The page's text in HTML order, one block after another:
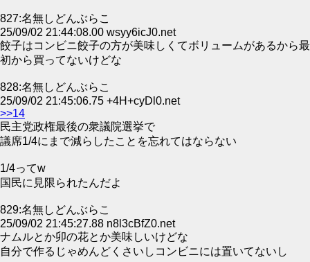
827:名無しどんぶらこ
25/09/02 21:44:08.00 wsyy6icJ0.net
餃子はコンビニ餃子の方が美味しくてボリュームがあるから最
初から買ってないけどな
828:名無しどんぶらこ
25/09/02 21:45:06.75 +4H+cyDl0.net
>>14
民主党政権最後の衆議院選挙で
議席1/4にまで減らしたことを忘れてはならない
1/4ってw
国民に見限られたんだよ
829:名無しどんぶらこ
25/09/02 21:45:27.88 n8l3cBfZ0.net
ナムルとか卯の花とか美味しいけどな
自分で作るじゃめんどくさいしコンビニには置いてないし